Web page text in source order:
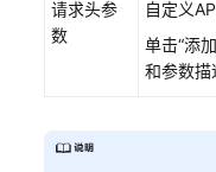
请求头参
数
自定义
单击“添
和参数描